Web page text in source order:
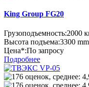
King Group FG20
Грузоподъемность:2000
Высота подъема:3300 mm
Цена*:По запросу
Подробнее